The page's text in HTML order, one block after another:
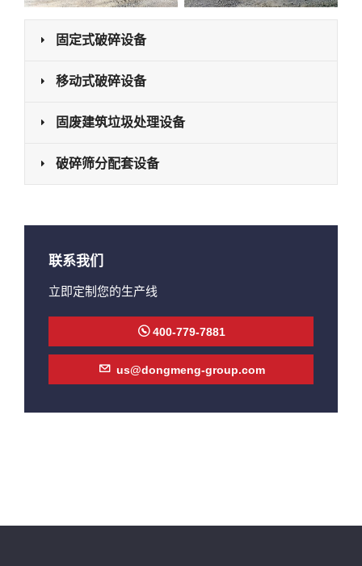
固定式破碎设备
移动式破碎设备
固废建筑垃圾处理设备
破碎筛分配套设备
联系我们
立即定制您的生产线
400-779-7881
us@dongmeng-group.com